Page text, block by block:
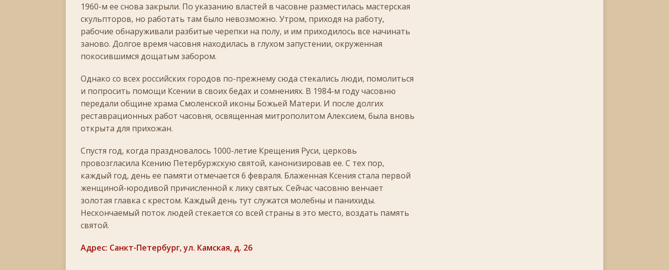
1960-м ее снова закрыли. По указанию властей в часовне разместилась мастерская
скульпторов, но работать там было невозможно. Утром, приходя на работу,
рабочие обнаруживали разбитые черепки на полу, и им приходилось все начинать
заново. Долгое время часовня находилась в глухом запустении, окруженная
покосившимся дощатым забором.
Однако со всех российских городов по-прежнему сюда стекались люди, помолиться
и попросить помощи Ксении в своих бедах и сомнениях. В 1984-м году часовню
передали общине храма Смоленской иконы Божьей Матери. И после долгих
реставрационных работ часовня, освященная митрополитом Алексием, была вновь
открыта для прихожан.
Спустя год, когда праздновалось 1000-летие Крещения Руси, церковь
провозгласила Ксению Петербуржскую святой, канонизировав ее. С тех пор,
каждый год, день ее памяти отмечается 6 февраля. Блаженная Ксения стала первой
женщиной-юродивой причисленной к лику святых. Сейчас часовню венчает
золотая главка с крестом. Каждый день тут служатся молебны и панихиды.
Нескончаемый поток людей стекается со всей страны в это место, воздать память
святой.
Адрес: Санкт-Петербург, ул. Камская, д. 26